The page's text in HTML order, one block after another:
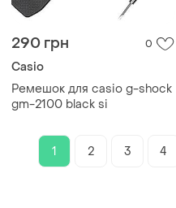
290 грн 0
Casio
Ремешок для casio g-shock
gm-2100 black si
1 2 3 4